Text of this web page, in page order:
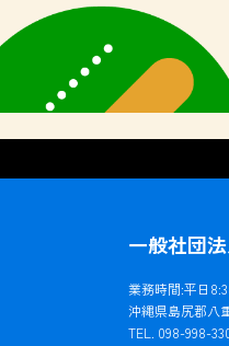
一般社団
業務時間:平日
沖縄県島尻郡八
TEL. 098-998-